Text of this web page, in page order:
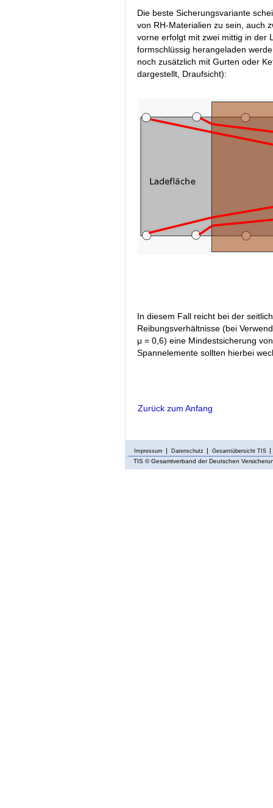
Die beste Sicherungsvariante
von RH-Materialien zu sein, auch
vorne erfolgt mit zwei mittig in der
formschlüssig herangeladen
noch zusätzlich mit Gurten oder
dargestellt, Draufsicht):
In diesem Fall reicht bei der
Reibungsverhältnisse (bei
μ = 0,6) eine Mindestsicherung
Spannelemente sollten hierbei
Zurück zum Anfang
Impressum Datenschutz Gesamtübersicht TIS
TIS © Gesamtverband der Deutschen